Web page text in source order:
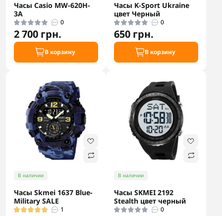
Часы Casio MW-620H-
3A
0
2 700 грн.
В корзину
Часы K-Sport Ukraine
цвет Черный
0
650 грн.
В корзину
В наличии
Часы Skmei 1637 Blue-
Military SALE
1
В наличии
Часы SKMEI 2192
Stealth цвет черный
0